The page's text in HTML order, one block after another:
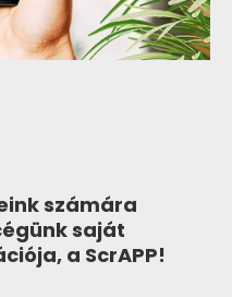
számára
saját
a ScrAPP!